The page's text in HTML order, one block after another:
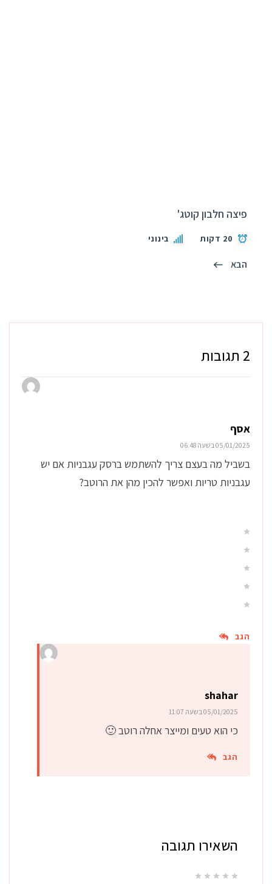
פיצה חלבון קוטג'
20 דקות בינוני
הבא
2 תגובות
אסף
05/01/2025 בשעה 06:48
הגב
בשביל מה בעצם צריך להשתמש ברסק עגבניות אם יש
עגבניות טריות ואפשר להכין מהן את הרוטב?
shahar
05/01/2025 בשעה 11:07
הגב
כי הוא טעים ומייצר אחלה רוטב 🙂
השאירו תגובה